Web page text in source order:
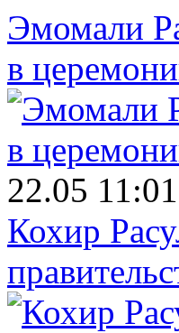
Эмомали
в
22.05 11:01
Кохир